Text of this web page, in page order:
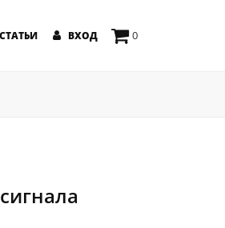
0
СТАТЬИ ВХОД